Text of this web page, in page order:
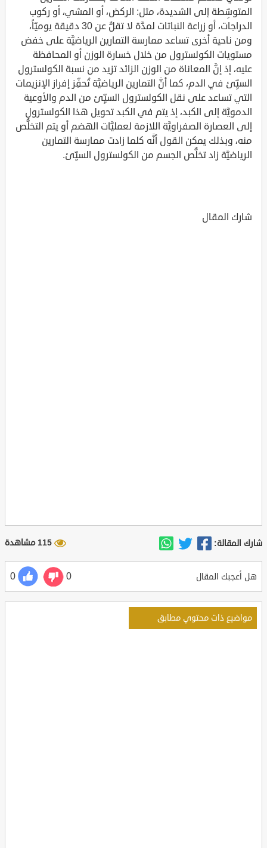
المتوسِّطة إلى الشديدة، مثل: الركض، أو المشي، أو ركوب
الدراجات، أو زراعة النباتات لمدَّة لا تقلُّ عن 30 دقيقة يوميّاً،
ومن ناحية أخرى تساعد ممارسة التمارين الرياضيَّة على خفض
مستويات الكولسترول من خلال خسارة الوزن أو المحافظة
عليه، إذ إنَّ المعاناة من الوزن الزائد تزيد من نسبة الكولسترول
السيِّئ في الدم، كما أنَّ التمارين الرياضيَّة تُحفِّز إفراز الإنزيمات
التي تساعد على نقل الكولسترول السيِّئ من الدم والأوعية
الدمويَّة إلى الكبد، إذ يتم في الكبد تحويل هذا الكولسترول
إلى العصارة الصفراويَّة اللازمة لعمليَّات الهضم أو يتم التخلُّص
منه، وبذلك يمكن القول أنَّه كلما زادت ممارسة التمارين
الرياضيَّة زاد تخلُّص الجسم من الكولسترول السيِّئ.
شارك المقال
شارك المقالة: 115 مشاهدة
هل أعجبك المقال 0
0
مواضيع ذات محتوي مطابق